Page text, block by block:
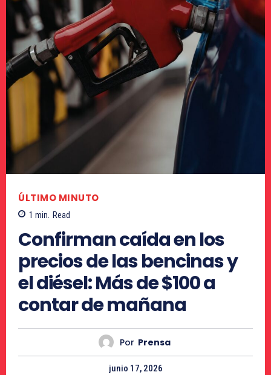
ÚLTIMO MINUTO
1 min. Read
Confirman caída en los
precios de las bencinas y
el diésel: Más de $100 a
contar de mañana
Por Prensa
junio 17, 2026